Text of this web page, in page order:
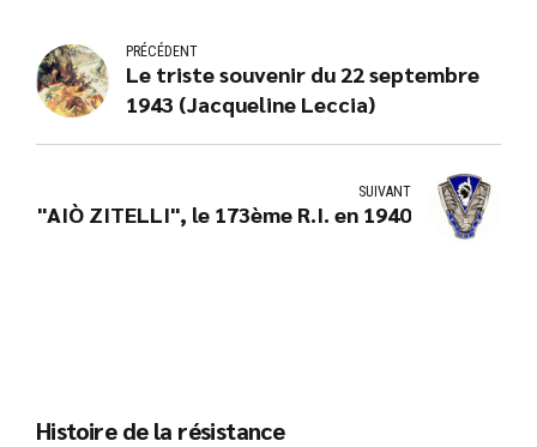
PRÉCÉDENT
Le triste souvenir du 22 septembre
1943 (Jacqueline Leccia)
SUIVANT
"AIÒ ZITELLI", le 173ème R.I. en 1940
Histoire de la résistance